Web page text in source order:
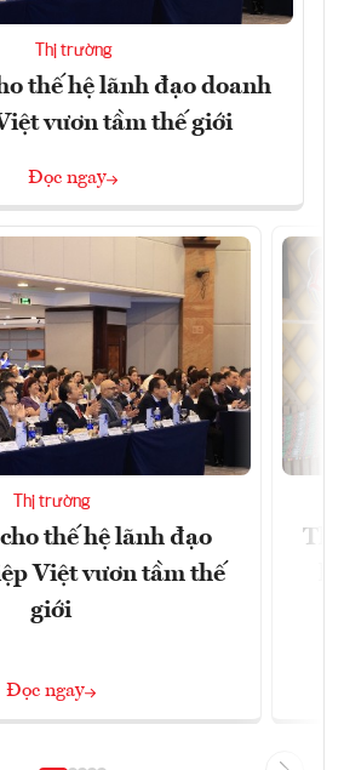
Thị trường
thế hệ lãnh đạo doanh
vươn tầm thế giới
Đọc ngay
Thị trường
thế hệ lãnh đạo
Việt vươn tầm thế
giới
Đọc ngay